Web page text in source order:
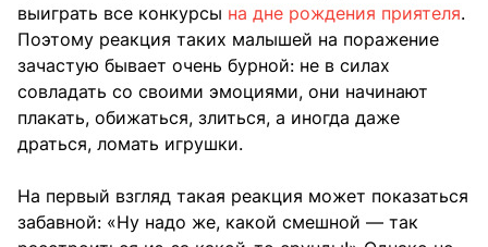
выиграть все конкурсы на дне рождения приятеля.
Поэтому реакция таких малышей на поражение
зачастую бывает очень бурной: не в силах
совладать со своими эмоциями, они начинают
плакать, обижаться, злиться, а иногда даже
драться, ломать игрушки.
На первый взгляд такая реакция может показаться
забавной: «Ну надо же, какой смешной — так